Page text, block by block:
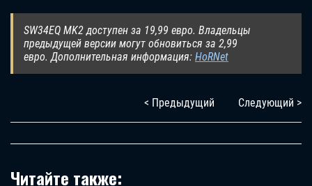
SW34EQ MK2 доступен за 19,99 евро. Владельцы
предыдущей версии могут обновиться за 2,99
евро. Дополнительная информация: HoRNet
< Предыдущий Следующий >
Читайте также: